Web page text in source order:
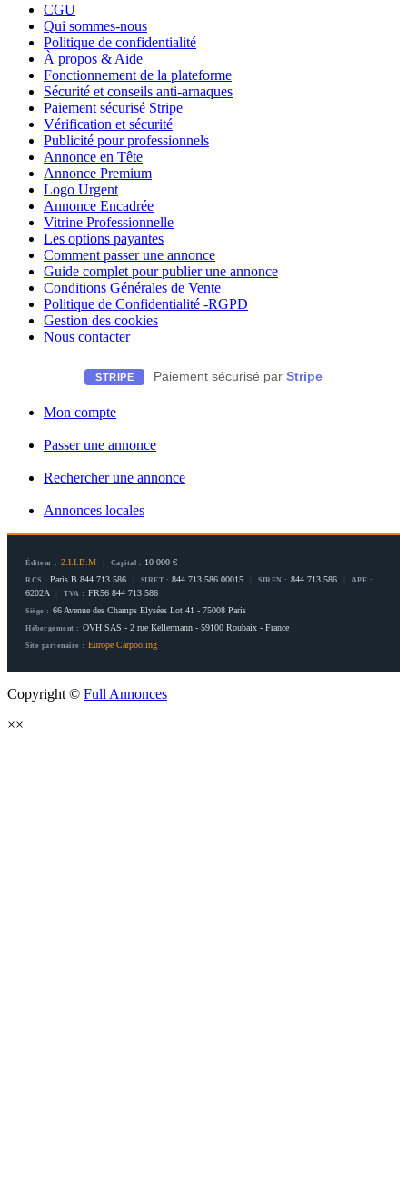
CGU
Qui sommes-nous
Politique de confidentialité
À propos & Aide
Fonctionnement de la plateforme
Sécurité et conseils anti-arnaques
Paiement sécurisé Stripe
Vérification et sécurité
Publicité pour professionnels
Annonce en Tête
Annonce Premium
Logo Urgent
Annonce Encadrée
Vitrine Professionnelle
Les options payantes
Comment passer une annonce
Guide complet pour publier une annonce
Conditions Générales de Vente
Politique de Confidentialité -RGPD
Gestion des cookies
Nous contacter
STRIPE Paiement sécurisé par Stripe
Mon compte
|
Passer une annonce
|
Rechercher une annonce
|
Annonces locales
Éditeur : 2.I.I.B.M Capital : 10 000 €
RCS : Paris B 844 713 586 SIRET : 844 713 586 00015 SIREN : 844 713 586 APE :
6202A TVA : FR56 844 713 586
Siège : 66 Avenue des Champs Elysées Lot 41 - 75008 Paris
Hébergement : OVH SAS - 2 rue Kellermann - 59100 Roubaix - France
Site partenaire : Europe Carpooling
Copyright © Full Annonces
××